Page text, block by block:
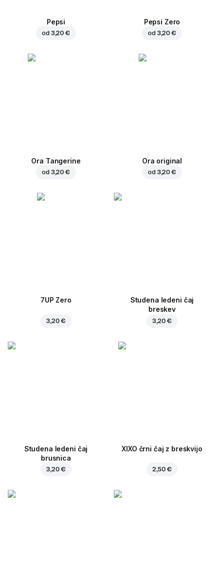
Pepsi
od 3,20 €
Pepsi Zero
od 3,20 €
Ora Tangerine
od 3,20 €
Ora original
od 3,20 €
7UP Zero
3,20 €
Studena ledeni čaj
breskev
3,20 €
Studena ledeni čaj
brusnica
3,20 €
XIXO črni čaj z breskvijo
2,50 €